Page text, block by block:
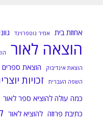
אחוזת בית אמיר גוטפרוינד
הוצאה לאור
הוצאת אינדיבוק הוצאת ספרים
השפה העברית זכויות
כמה עולה להוציא ספר לאור
כתיבת פרוזה להוציא לאור